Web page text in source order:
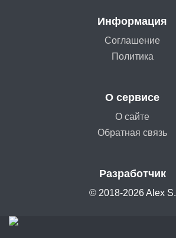
Информация
Соглашение
Политика
О сервисе
О сайте
Обратная связь
Разработчик
© 2018-2026 Alex S.